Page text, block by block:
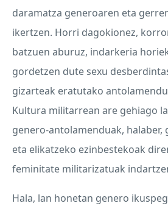
daramatza generoaren eta
ikertzen. Horri dagokionez,
batzuen aburuz, indarkeria
gordetzen dute sexu
gizarteak eratutako
Kultura militarrean are gehiago
genero-antolamenduak,
eta elikatzeko ezinbestekoak
feminitate militarizatuak
Hala, lan honetan genero